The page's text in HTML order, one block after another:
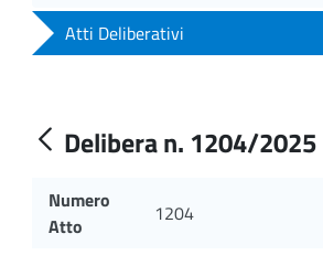
Atti Deliberativi
Delibera n. 1204/2025
Numero
Atto
1204